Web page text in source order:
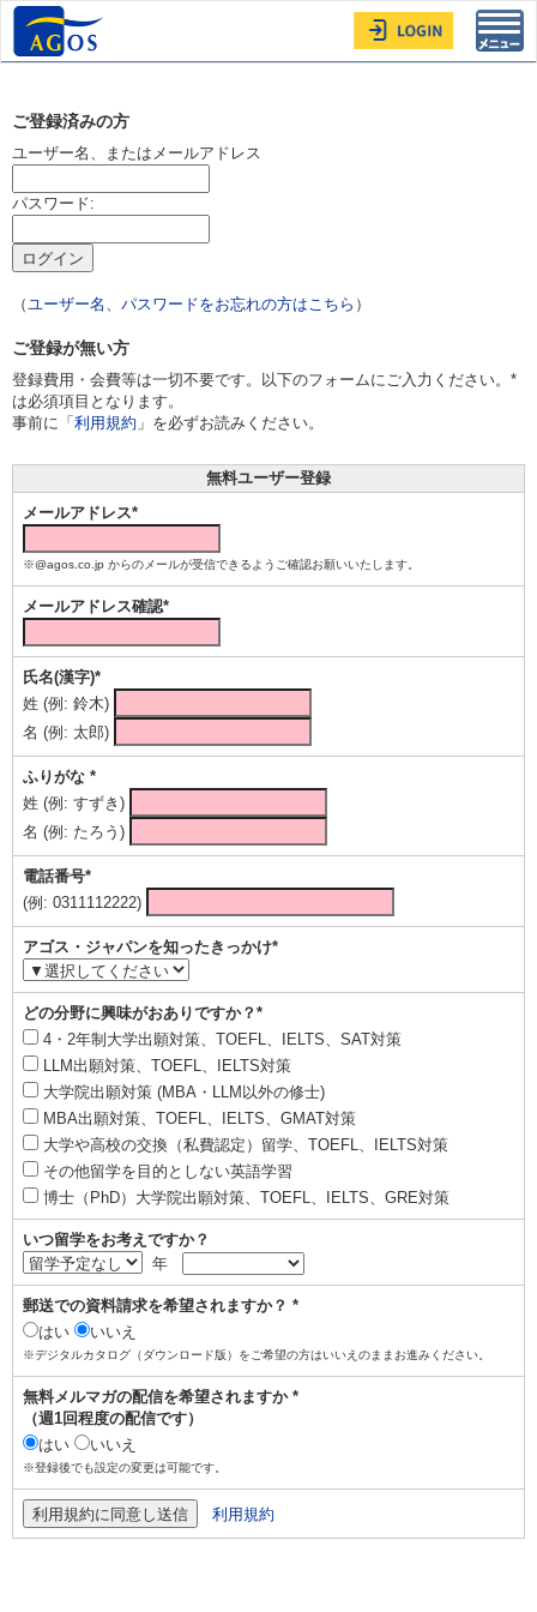
ご登録済みの方
ユーザー名、またはメールアドレス
パスワード:
（ユーザー名、パスワードをお忘れの方はこちら ）
ご登録が無い方
登録費用・会費等は一切不要です。以下のフォームにご入力ください。*
は必須項目となります。
事前に「 利用規約 」を必ずお読みください。
無料ユーザー登録
メールアドレス*
※@agos.co.jp からのメールが受信できるようご確認お願いいたします。
メールアドレス確認*
氏名(漢字)*
姓 (例: 鈴木)
名 (例: 太郎)
ふりがな *
姓 (例: すずき)
名 (例: たろう)
電話番号*
(例: 0311112222)
アゴス・ジャパンを知ったきっかけ*
どの分野に興味がおありですか？*
4・2年制大学出願対策、TOEFL、IELTS、SAT対策
LLM出願対策、TOEFL、IELTS対策
大学院出願対策 (MBA・LLM以外の修士)
MBA出願対策、TOEFL、IELTS、GMAT対策
大学や高校の交換（私費認定）留学、TOEFL、IELTS対策
その他留学を目的としない英語学習
博士（PhD）大学院出願対策、TOEFL、IELTS、GRE対策
いつ留学をお考えですか？
年
郵送での資料請求を希望されますか？ *
はい
いいえ
※デジタルカタログ（ダウンロード版）をご希望の方はいいえのままお進みください。
無料メルマガの配信を希望されますか *
（週1回程度の配信です）
はい
いいえ
※登録後でも設定の変更は可能です。
利用規約